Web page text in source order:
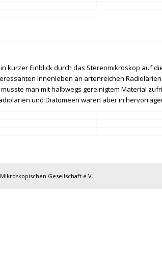
kurzer Einblick durch das Stereomikroskop auf
Innenleben an artenreichen
man mit halbwegs gereinigtem Material
und Diatomeen waren aber in
Gesellschaft e.V.